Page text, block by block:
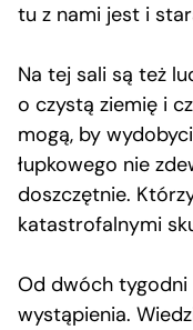
tu z nami jest i
Na tej sali są też
o czystą ziemię i
mogą, by
łupkowego nie
doszczętnie.
katastrofalnymi
Od dwóch
wystąpienia.